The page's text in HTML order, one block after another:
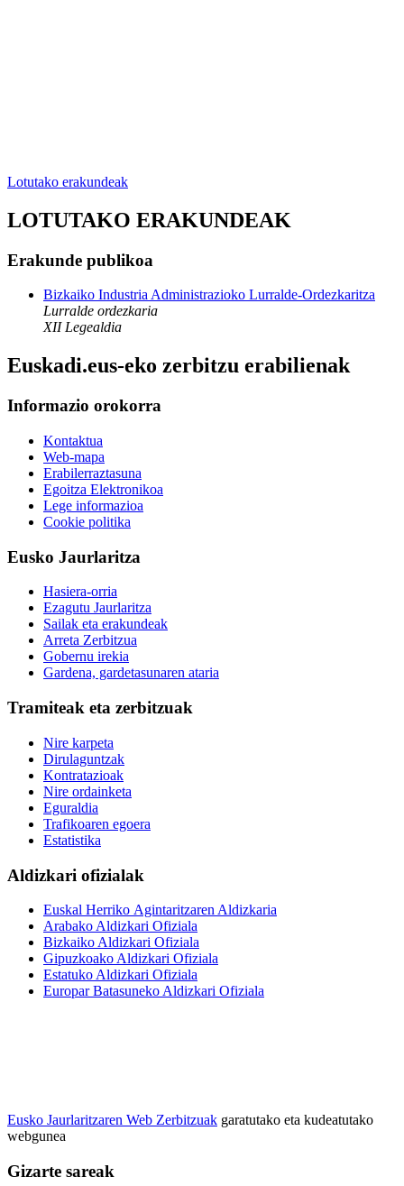
Lotutako erakundeak
LOTUTAKO ERAKUNDEAK
Erakunde publikoa
Bizkaiko Industria Administrazioko Lurralde-Ordezkaritza
Lurralde ordezkaria
XII Legealdia
Euskadi.eus-eko zerbitzu erabilienak
Informazio orokorra
Kontaktua
Web-mapa
Erabilerraztasuna
Egoitza Elektronikoa
Lege informazioa
Cookie politika
Eusko Jaurlaritza
Hasiera-orria
Ezagutu Jaurlaritza
Sailak eta erakundeak
Arreta Zerbitzua
Gobernu irekia
Gardena, gardetasunaren ataria
Tramiteak eta zerbitzuak
Nire karpeta
Dirulaguntzak
Kontratazioak
Nire ordainketa
Eguraldia
Trafikoaren egoera
Estatistika
Aldizkari ofizialak
Euskal Herriko Agintaritzaren Aldizkaria
Arabako Aldizkari Ofiziala
Bizkaiko Aldizkari Ofiziala
Gipuzkoako Aldizkari Ofiziala
Estatuko Aldizkari Ofiziala
Europar Batasuneko Aldizkari Ofiziala
Eusko Jaurlaritzaren Web Zerbitzuak garatutako eta kudeatutako
webgunea
Gizarte sareak